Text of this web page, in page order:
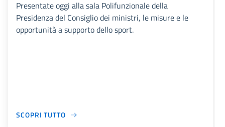
Presentate oggi alla sala Polifunzionale della
Presidenza del Consiglio dei ministri, le misure e le
opportunità a supporto dello sport.
SCOPRI TUTTO